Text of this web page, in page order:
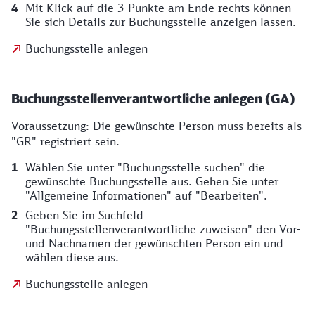
Mit Klick auf die 3 Punkte am Ende rechts können
Sie sich Details zur Buchungsstelle anzeigen lassen.
Buchungsstelle anlegen
Buchungsstellenverantwortliche anlegen (GA)
Voraussetzung: Die gewünschte Person muss bereits als
"GR" registriert sein.
Wählen Sie unter "Buchungsstelle suchen" die
gewünschte Buchungsstelle aus. Gehen Sie unter
"Allgemeine Informationen" auf "Bearbeiten".
Geben Sie im Suchfeld
"Buchungsstellenverantwortliche zuweisen" den Vor-
und Nachnamen der gewünschten Person ein und
wählen diese aus.
Buchungsstelle anlegen